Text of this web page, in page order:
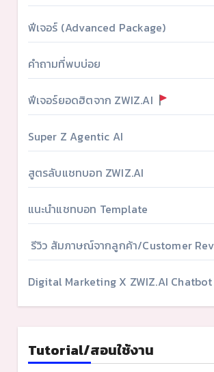
ฟีเจอร์ (Advanced Package)
คำถามที่พบบ่อย
ฟีเจอร์ยอดฮิตจาก ZWIZ.AI
Super Z Agentic AI
สูตรลับแชทบอท ZWIZ.AI
แนะนำแชทบอท Template
รีวิว สัมภาษณ์จากลูกค้า/Customer
Digital Marketing X ZWIZ.AI Chatbot
Tutorial/สอนใช้งาน